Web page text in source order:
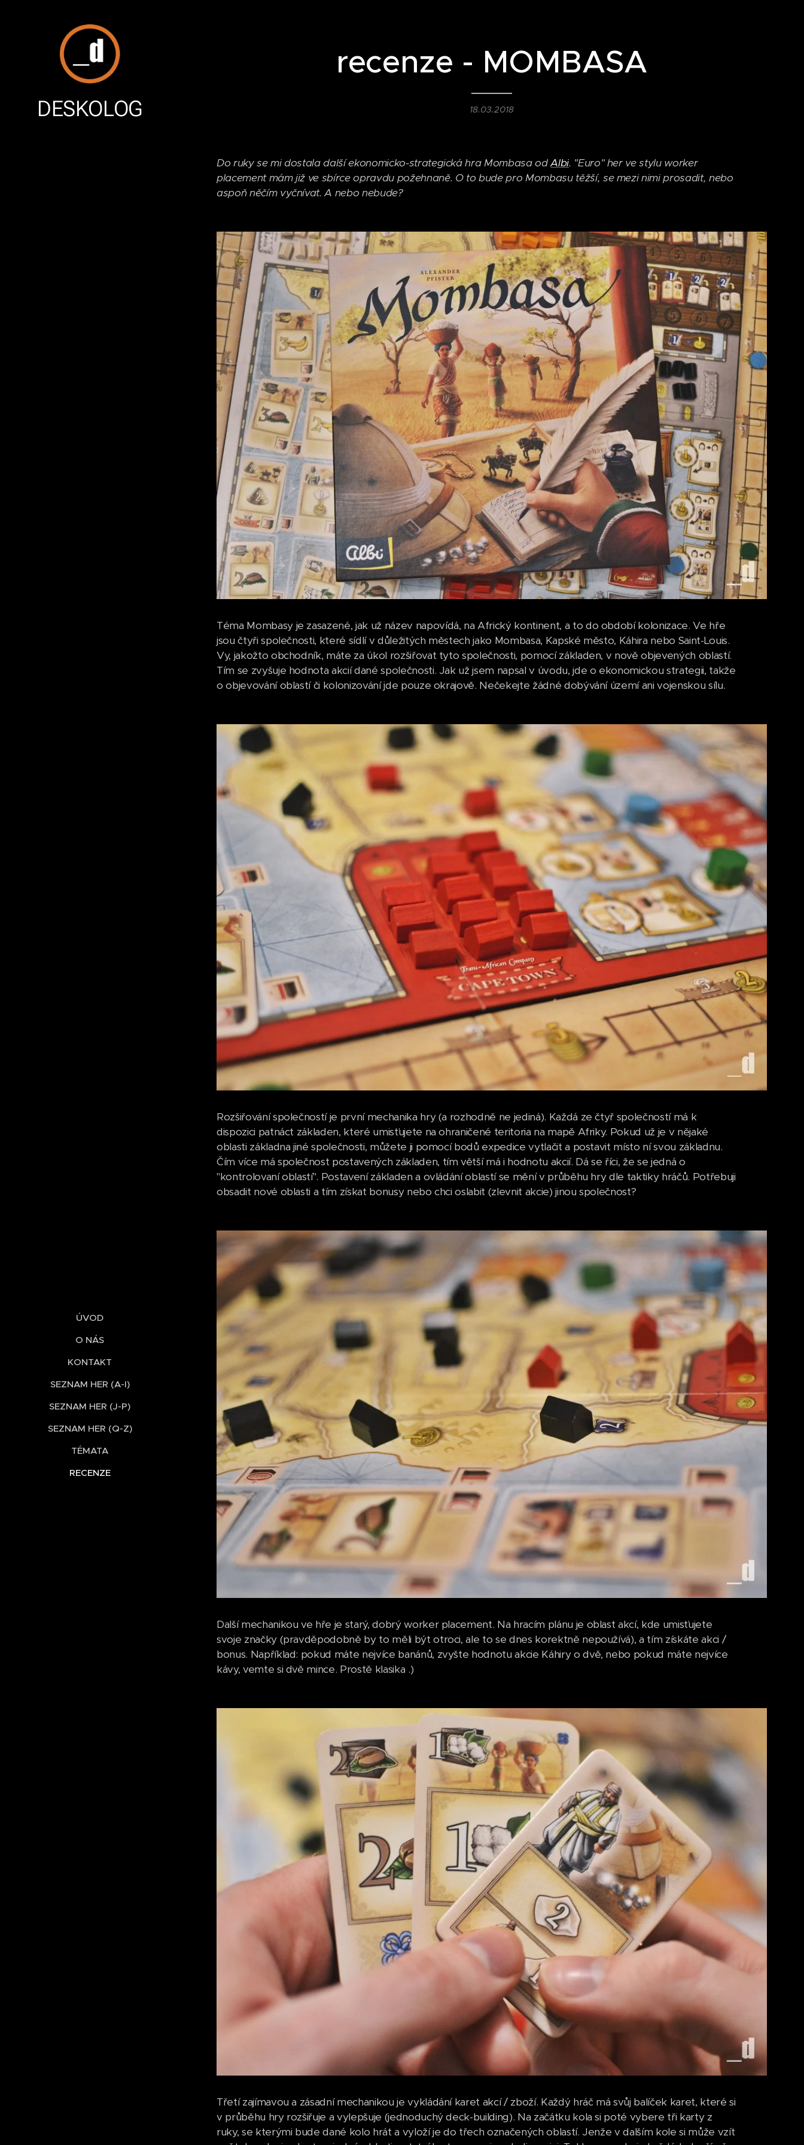
DESKOLOG
ÚVOD
O NÁS
KONTAKT
SEZNAM HER (A-I)
SEZNAM HER (J-P)
SEZNAM HER (Q-Z)
TÉMATA
RECENZE
recenze - MOMBASA
18.03.2018
Do ruky se mi dostala další ekonomicko-strategická hra Mombasa odAlbi. "Euro" her ve stylu worker
placement mám již ve sbírce opravdu požehnaně. O to bude pro Mombasu těžší, se mezi nimi prosadit, nebo
aspoň něčím vyčnívat. A nebo nebude?
Téma Mombasy je zasazené, jak už název napovídá, na Africký kontinent, a to do období kolonizace. Ve hře
jsou čtyři společnosti, které sídlí v důležitých městech jako Mombasa, Kapské město, Káhira nebo Saint-Louis.
Vy, jakožto obchodník, máte za úkol rozšiřovat tyto společnosti, pomocí základen, v nově objevených oblastí.
Tím se zvyšuje hodnota akcií dané společnosti. Jak už jsem napsal v úvodu, jde o ekonomickou strategii, takže
o objevování oblastí či kolonizování jde pouze okrajově. Nečekejte žádné dobývání území ani vojenskou sílu.
Rozšiřování společností je první mechanika hry (a rozhodně ne jediná). Každá ze čtyř společností má k
dispozici patnáct základen, které umisťujete na ohraničené teritoria na mapě Afriky. Pokud už je v nějaké
oblasti základna jiné společnosti, můžete ji pomocí bodů expedice vytlačit a postavit místo ní svou základnu.
Čím více má společnost postavených základen, tím větší má i hodnotu akcií. Dá se říci, že se jedná o
"kontrolovaní oblastí". Postavení základen a ovládání oblastí se mění v průběhu hry dle taktiky hráčů. Potřebuji
obsadit nové oblasti a tím získat bonusy nebo chci oslabit (zlevnit akcie) jinou společnost?
Další mechanikou ve hře je starý, dobrý worker placement. Na hracím plánu je oblast akcí, kde umisťujete
svoje značky (pravděpodobně by to měli být otroci, ale to se dnes korektně nepoužívá), a tím získáte akci /
bonus. Například: pokud máte nejvíce banánů, zvyšte hodnotu akcie Káhiry o dvě, nebo pokud máte nejvíce
kávy, vemte si dvě mince. Prostě klasika .)
Třetí zajímavou a zásadní mechanikou je vykládání karet akcí / zboží. Každý hráč má svůj balíček karet, které si
v průběhu hry rozšiřuje a vylepšuje (jednoduchý deck-building). Na začátku kola si poté vybere tři karty z
ruky, se kterými bude dané kolo hrát a vyloží je do třech označených oblastí. Jenže v dalším kole si může vzít